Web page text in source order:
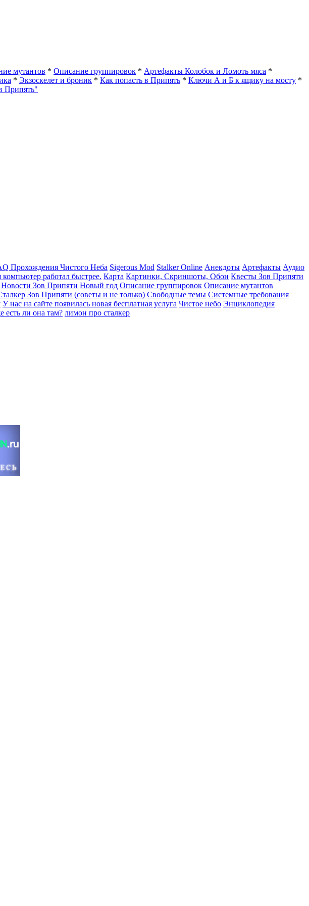
мутантов * Описание группировок * Артефакты Колобок и Ломоть мяса *
* Экзоскелет и броник * Как попасть в Припять * Ключи А и Б к ящику на мосту *
Припять"
Прохождения Чистого Неба Sigerous Mod Stalker Online Анекдоты Артефакты Аудио
работал быстрее. Карта Картинки, Скриншоты, Обои Квесты Зов Припяти
Новости Зов Припяти Новый год Описание группировок Описание мутантов
Зов Припяти (советы и не только) Свободные темы Системные требования
У нас на сайте появилась новая бесплатная услуга Чистое небо Энциклопедия
есть ли она там? лимон про сталкер